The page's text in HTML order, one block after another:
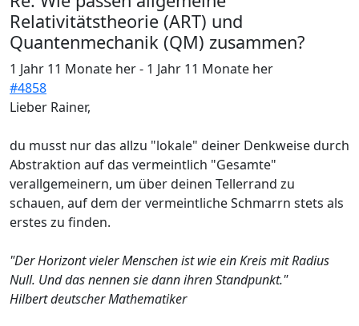
Relativitätstheorie (ART) und
Quantenmechanik (QM) zusammen?
1 Jahr 11 Monate her- 1 Jahr 11 Monate her
#4858
Lieber Rainer,
du musst nur das allzu "lokale" deiner Denkweise durch
Abstraktion auf das vermeintlich "Gesamte"
verallgemeinern, um über deinen Tellerrand zu
schauen, auf dem der vermeintliche Schmarrn stets als
erstes zu finden.
"Der Horizont vieler Menschen ist wie ein Kreis mit Radius
Null. Und das nennen sie dann ihren Standpunkt."
Hilbert deutscher Mathematiker